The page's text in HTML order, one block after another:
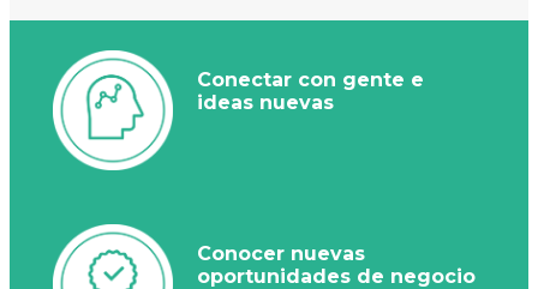
Conectar con gente e
ideas nuevas
Conocer nuevas
oportunidades de negocio